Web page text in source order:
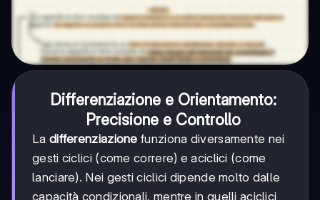
Differenziazione e Orientamento:
Precisione e Controllo
La differenziazione funziona diversamente nei
gesti ciclici (come correre) e aciclici (come
lanciare). Nei gesti ciclici dipende molto dalle
capacità condizionali, mentre in quelli aciclici